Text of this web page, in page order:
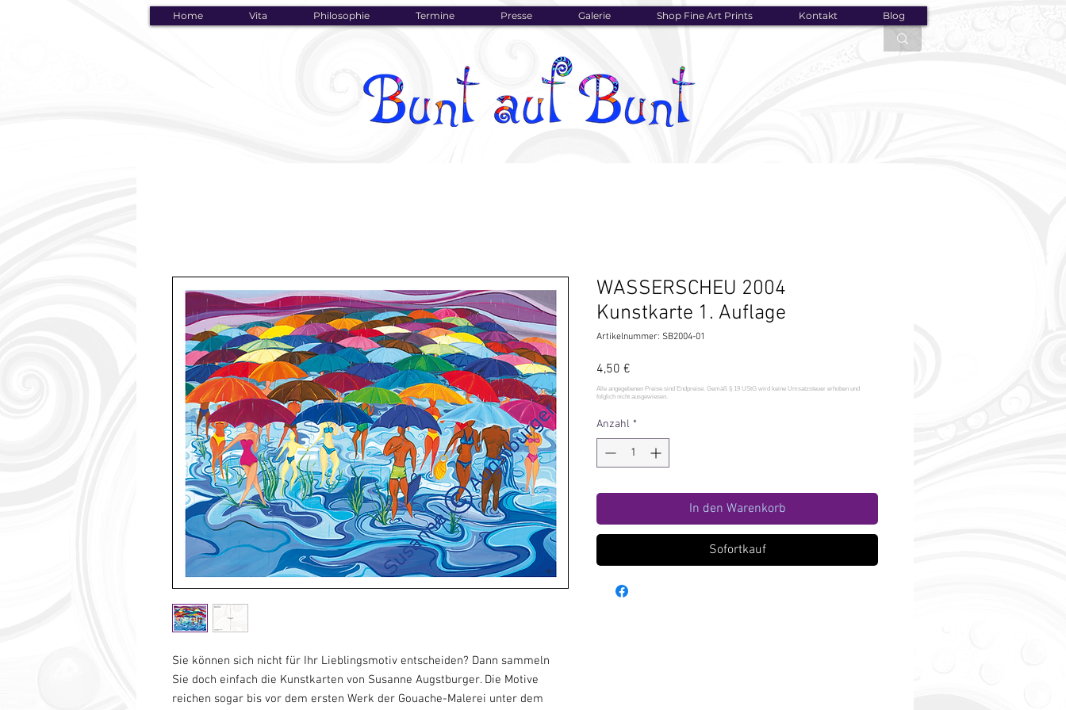
Home Vita Philosophie Termine Presse Galerie Shop Fine Art Prints Kontakt Blog
Sie können sich nicht für Ihr Lieblingsmotiv entscheiden? Dann sammeln
Sie doch einfach die Kunstkarten von Susanne Augstburger. Die Motive
reichen sogar bis vor dem ersten Werk der Gouache-Malerei unter dem
WASSERSCHEU 2004
Kunstkarte 1. Auflage
Artikelnummer: SB2004-01
4,50 €
Anzahl *
In den Warenkorb
Sofortkauf